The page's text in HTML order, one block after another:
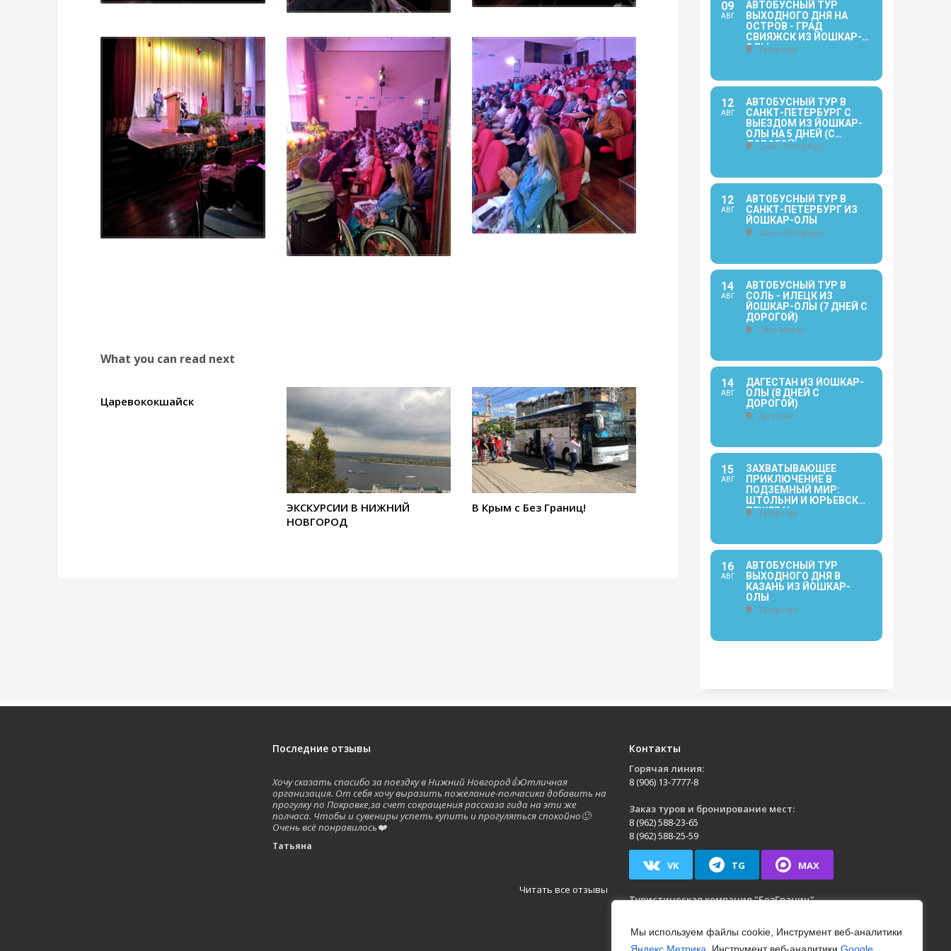
Мы используем файлы cookie, Инструмент веб-аналитики
What you can read next
Царевококшайск
ЭКСКУРСИИ В НИЖНИЙ
НОВГОРОД
В Крым с Без Границ!
09
АВГ
АВТОБУСНЫЙ ТУР
ВЫХОДНОГО ДНЯ НА
ОСТРОВ - ГРАД
СВИЯЖСК ИЗ ЙОШКАР-
ОЛЫТатарстан
12
АВГ
АВТОБУСНЫЙ ТУР В
САНКТ-ПЕТЕРБУРГ С
ВЫЕЗДОМ ИЗ ЙОШКАР-
ОЛЫ НА 5 ДНЕЙ (С
ДОРОГОЙ)
Санкт-Петербург
12
АВГ
АВТОБУСНЫЙ ТУР В
САНКТ-ПЕТЕРБУРГ ИЗ
ЙОШКАР-ОЛЫ
Санкт-Петербург
14
АВГ
АВТОБУСНЫЙ ТУР В
СОЛЬ - ИЛЕЦК ИЗ
ЙОШКАР-ОЛЫ (7 ДНЕЙ С
ДОРОГОЙ)
Соль-Илецк
14
АВГ
ДАГЕСТАН ИЗ ЙОШКАР-
ОЛЫ (8 ДНЕЙ С
ДОРОГОЙ)
Дагестан
15
АВГ
ЗАХВАТЫВАЮЩЕЕ
ПРИКЛЮЧЕНИЕ В
ПОДЗЕМНЫЙ МИР:
ШТОЛЬНИ И ЮРЬЕВСКАЯ
ПЕЩЕРА!
Татарстан
16
АВГ
АВТОБУСНЫЙ ТУР
ВЫХОДНОГО ДНЯ В
КАЗАНЬ ИЗ ЙОШКАР-
ОЛЫ
Татарстан
Последние отзывы
Хочу сказать спасибо за поездку в Нижний Новгород👍Отличная
организация. От себя хочу выразить пожелание-полчасика добавить на
прогулку по Покровке,за счет сокращения рассказа гида на эти же
полчаса. Чтобы и сувениры успеть купить и прогуляться спокойно🙂
Очень всё понравилось❤️
Татьяна
Читать все отзывы
Контакты
Горячая линия:
8 (906) 13-7777-8
Заказ туров и бронирование мест:
8 (962) 588-23-65
8 (962) 588-25-59
VK TG MAX
Туристическая компания"БезГраниц"
Пн.-Пт.: с 09:00 до 17:00